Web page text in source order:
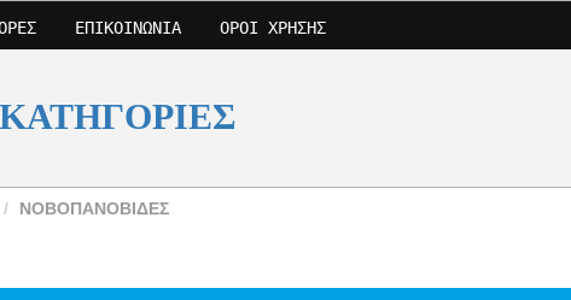
ΕΠΙΚΟΙΝΩΝΊΑ ΌΡΟΙ ΧΡΉΣΗΣ
ΚΑΤΗΓΟΡΙΕΣ
/ ΝΟΒΟΠΑΝΟΒΙΔΕΣ